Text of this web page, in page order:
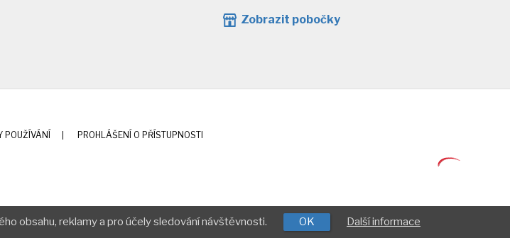
Zobrazit pobočky
POUŽÍVÁNÍ PROHLÁŠENÍ O PŘÍSTUPNOSTI
obsahu, reklamy a pro účely sledování návštěvnosti. OK Další informace